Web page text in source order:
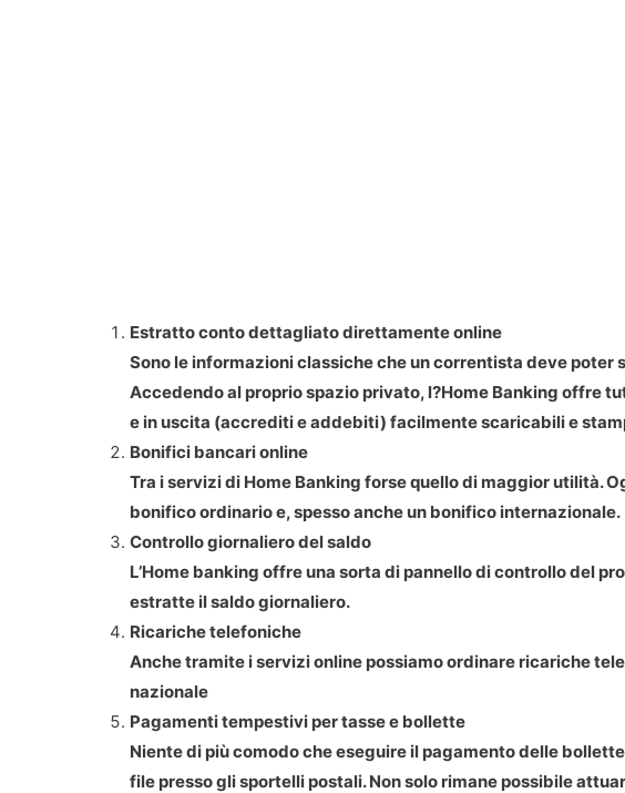
Estratto conto dettagliato direttamente online
Sono le informazioni classiche che un correntista deve poter
Accedendo al proprio spazio privato, l?Home Banking offre
e in uscita (accrediti e addebiti) facilmente scaricabili e
Bonifici bancari online
Tra i servizi di Home Banking forse quello di maggior utilità.
bonifico ordinario e, spesso anche un bonifico internazionale.
Controllo giornaliero del saldo
L’Home banking offre una sorta di pannello di controllo del
estratte il saldo giornaliero.
Ricariche telefoniche
Anche tramite i servizi online possiamo ordinare ricariche
nazionale
Pagamenti tempestivi per tasse e bollette
Niente di più comodo che eseguire il pagamento delle
file presso gli sportelli postali. Non solo rimane possibile